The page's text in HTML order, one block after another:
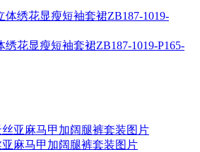
花显瘦短袖套裙ZB187-1019-P165-
麻马甲加阔腿裤套装图片